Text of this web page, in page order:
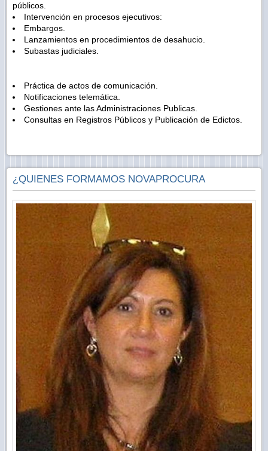
públicos.
Intervención en procesos ejecutivos:
Embargos.
Lanzamientos en procedimientos de desahucio.
Subastas judiciales.
Práctica de actos de comunicación.
Notificaciones telemática.
Gestiones ante las Administraciones Publicas.
Consultas en Registros Públicos y Publicación de Edictos.
¿QUIENES FORMAMOS NOVAPROCURA